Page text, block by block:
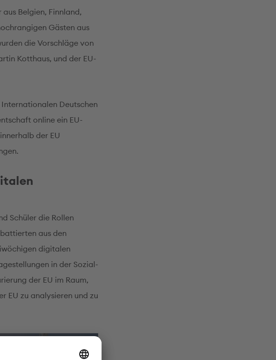
Belgien, Finnland,
Gästen aus
die Vorschläge von
Kotthaus, und der EU-
Deutschen
online ein EU-
der EU
Schüler die Rollen
aus den
digitalen
in der Sozial-
der EU im Raum,
EU zu analysieren und zu